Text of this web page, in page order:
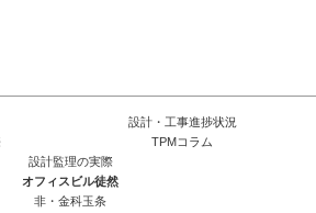
設計・工事進捗状況
TPMコラム
設計監理の実際
オフィスビル徒然
非・金科玉条